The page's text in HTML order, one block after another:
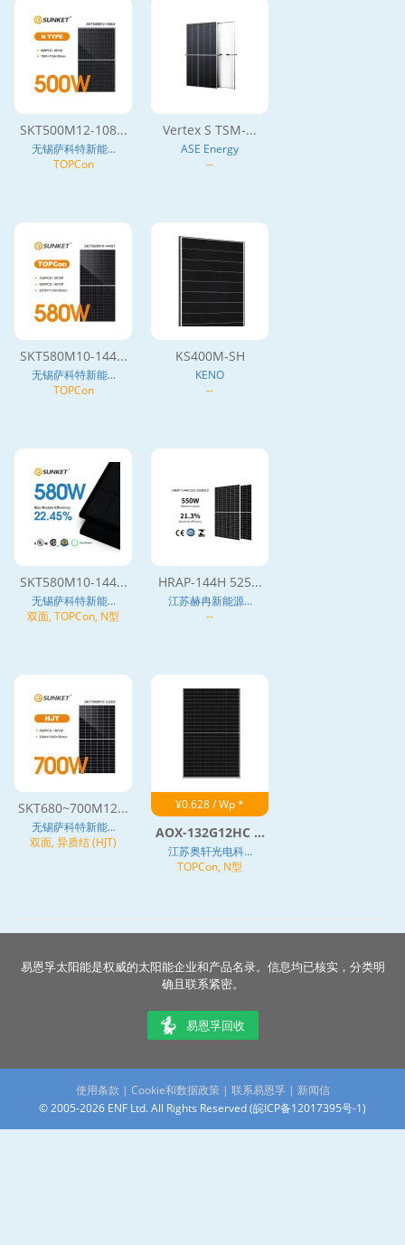
SKT500M12-108...
无锡萨科特新能...
TOPCon
Vertex S TSM-...
ASE Energy
--
SKT580M10-144...
无锡萨科特新能...
TOPCon
KS400M-SH
KENO
--
SKT580M10-144...
无锡萨科特新能...
双面, TOPCon, N型
HRAP-144H 525...
江苏赫冉新能源...
--
SKT680~700M12...
无锡萨科特新能...
双面, 异质结 (HJT)
¥0.628 / Wp *
AOX-132G12HC ...
江苏奥轩光电科...
TOPCon, N型
易恩孚太阳能是权威的太阳能企业和产品名录。信息均已核实，分类明
确且联系紧密。
易恩孚回收
使用条款 | Cookie和数据政策| 联系易恩孚 | 新闻信
© 2005-2026 ENF Ltd. All Rights Reserved (皖ICP备12017395号-1)